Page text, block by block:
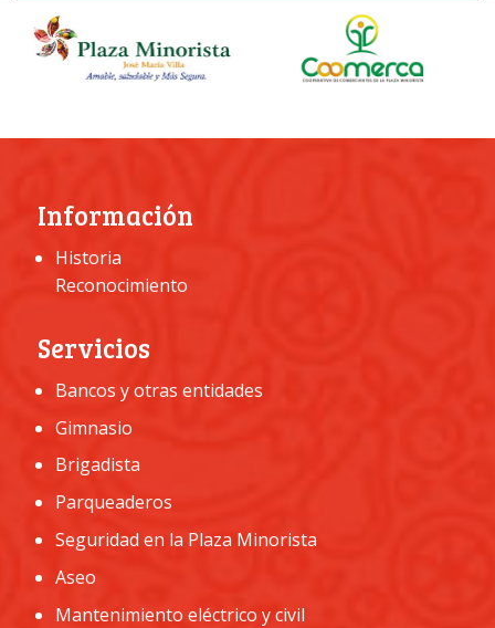
Información
Historia
Reconocimiento
Servicios
Bancos y otras entidades
Gimnasio
Brigadista
Parqueaderos
Seguridad en la Plaza Minorista
Aseo
Mantenimiento eléctrico y civil